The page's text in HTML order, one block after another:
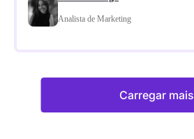
Analista de Marketing
Carregar mais